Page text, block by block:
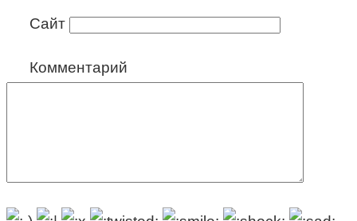
Сайт
Комментарий